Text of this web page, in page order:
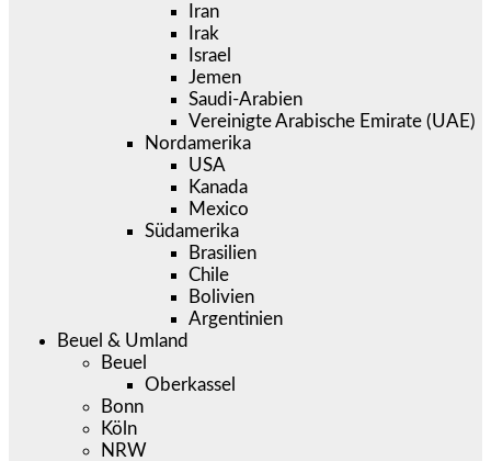
Iran
Irak
Israel
Jemen
Saudi-Arabien
Vereinigte Arabische Emirate (UAE)
Nordamerika
USA
Kanada
Mexico
Südamerika
Brasilien
Chile
Bolivien
Argentinien
Beuel & Umland
Beuel
Oberkassel
Bonn
Köln
NRW